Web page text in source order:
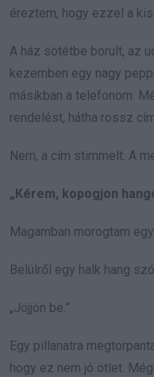
éreztem, hogy ezzel a
A ház sötétbe borult, az
kezemben egy nagy
másikban a telefonom.
rendelést, hátha rossz
Nem, a cím stimmelt. A
„Kérem, kopogjon
Magamban morogtam
Belülről egy halk hang
„Jöjjön be.”
Egy pillanatra
hogy ez nem jó ötlet.